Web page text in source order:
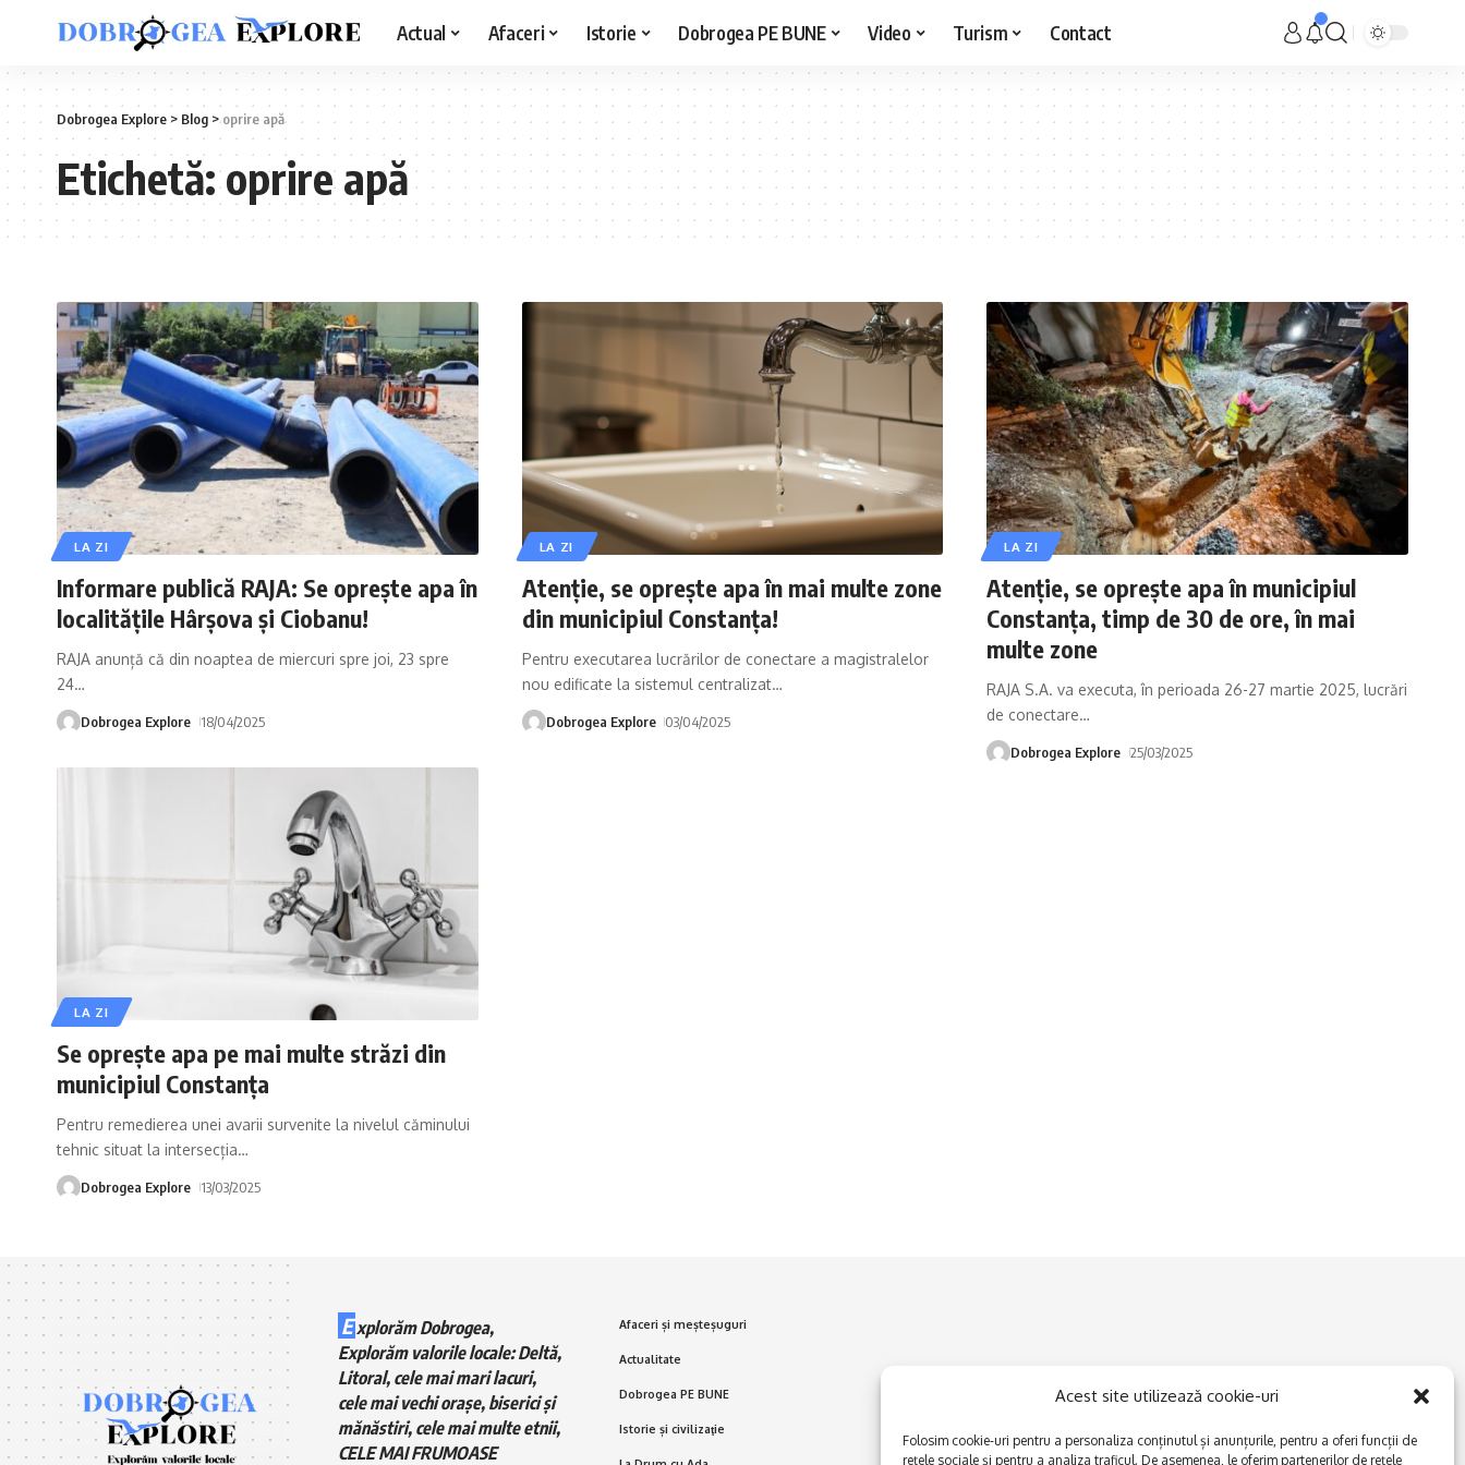
Acest site utilizează cookie-uri
Folosim cookie-uri pentru a personaliza conținutul și anunțurile, pentru a oferi funcții de
rețele sociale și pentru a analiza traficul. De asemenea, le oferim partenerilor de rețele
Actual Afaceri Istorie Dobrogea PE BUNE Video Turism Contact
Dobrogea Explore> Blog >oprire apă
Etichetă:oprire apă
LA ZI
Informare publică RAJA: Se oprește apa în
localitățile Hârșova și Ciobanu!
RAJA anunță că din noaptea de miercuri spre joi, 23 spre
24…
Dobrogea Explore 18/04/2025
LA ZI
Atenție, se oprește apa în mai multe zone
din municipiul Constanța!
Pentru executarea lucrărilor de conectare a magistralelor
nou edificate la sistemul centralizat…
Dobrogea Explore 03/04/2025
LA ZI
Atenție, se oprește apa în municipiul
Constanța, timp de 30 de ore, în mai
multe zone
RAJA S.A. va executa, în perioada 26-27 martie 2025, lucrări
de conectare…
Dobrogea Explore 25/03/2025
LA ZI
Se oprește apa pe mai multe străzi din
municipiul Constanța
Pentru remedierea unei avarii survenite la nivelul căminului
tehnic situat la intersecția…
Dobrogea Explore 13/03/2025
E xplorăm Dobrogea,
Explorăm valorile locale: Deltă,
Litoral, cele mai mari lacuri,
cele mai vechi orașe, biserici și
mănăstiri, cele mai multe etnii,
CELE MAI FRUMOASE
Afaceri și meșteșuguri
Actualitate
Dobrogea PE BUNE
Istorie și civilizaţie